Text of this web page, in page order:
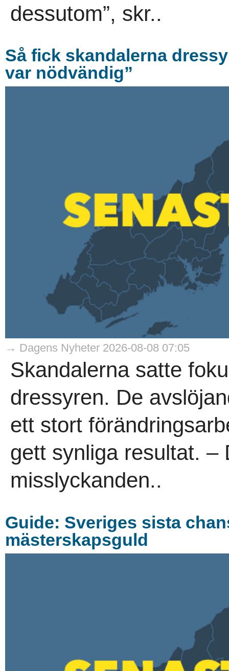
dessutom”, skr..
Så fick skandalerna
var nödvändig”
→ Dagens Nyheter 2026-08-08 07:05
Skandalerna satte
dressyren. De
ett stort
gett synliga resultat. –
misslyckanden..
Guide: Sveriges sista
mästerskapsguld